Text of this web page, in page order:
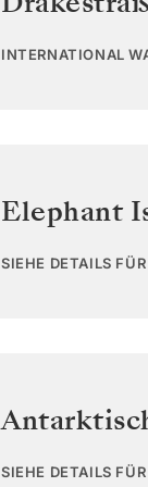
INTERNATIONAL
Elephant
SIEHE DETAILS
SIEHE DETAILS